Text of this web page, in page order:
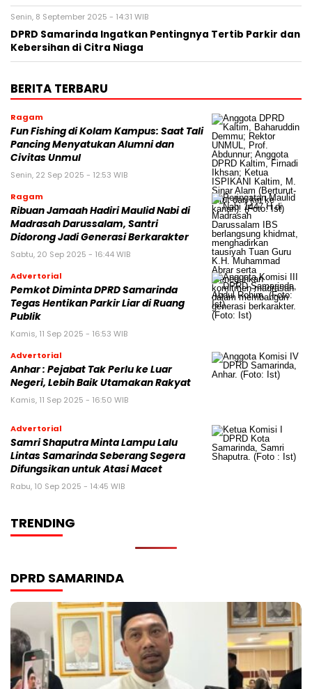
Senin, 8 September 2025 - 14:31 WIB
DPRD Samarinda Ingatkan Pentingnya Tertib Parkir dan
Kebersihan di Citra Niaga
BERITA TERBARU
Ragam
Fun Fishing di Kolam Kampus: Saat Tali
Pancing Menyatukan Alumni dan
Civitas Unmul
Senin, 22 Sep 2025 - 12:53 WIB
Ragam
Ribuan Jamaah Hadiri Maulid Nabi di
Madrasah Darussalam, Santri
Didorong Jadi Generasi Berkarakter
Sabtu, 20 Sep 2025 - 16:44 WIB
Advertorial
Pemkot Diminta DPRD Samarinda
Tegas Hentikan Parkir Liar di Ruang
Publik
Kamis, 11 Sep 2025 - 16:53 WIB
Advertorial
Anhar : Pejabat Tak Perlu ke Luar
Negeri, Lebih Baik Utamakan Rakyat
Kamis, 11 Sep 2025 - 16:50 WIB
Advertorial
Samri Shaputra Minta Lampu Lalu
Lintas Samarinda Seberang Segera
Difungsikan untuk Atasi Macet
Rabu, 10 Sep 2025 - 14:45 WIB
TRENDING
DPRD SAMARINDA